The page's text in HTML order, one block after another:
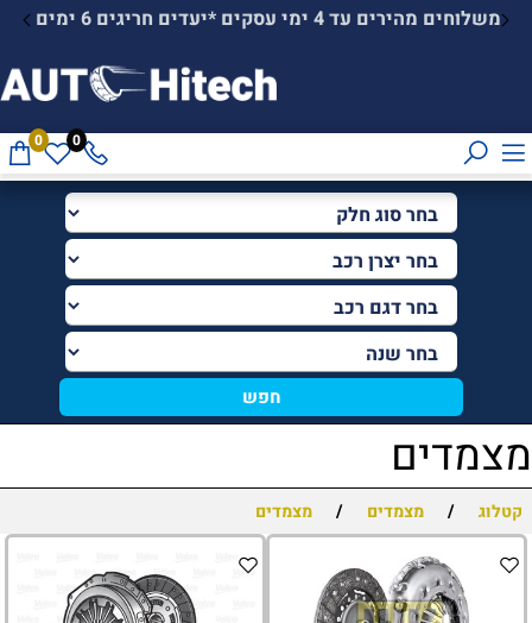
משלוחים חינם בקנייה מעל 599 ש"ח
0 0
חפש
מצמדים
קטלוג / מצמדים / מצמדים